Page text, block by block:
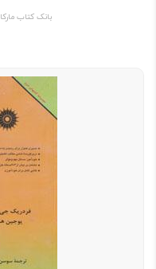
بانک کتاب مارکا